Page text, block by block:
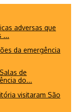
adversas que
...
da emergência
de
do...
visitaram São